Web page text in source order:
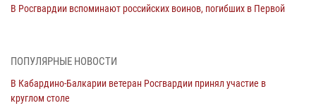
В Росгвардии вспоминают российских воинов, погибших в Первой
поздравил специалистов подразделений тыла с профессиональным
праздником
ПОПУЛЯРНЫЕ НОВОСТИ
В Кабардино-Балкарии ветеран Росгвардии принял участие в
круглом столе